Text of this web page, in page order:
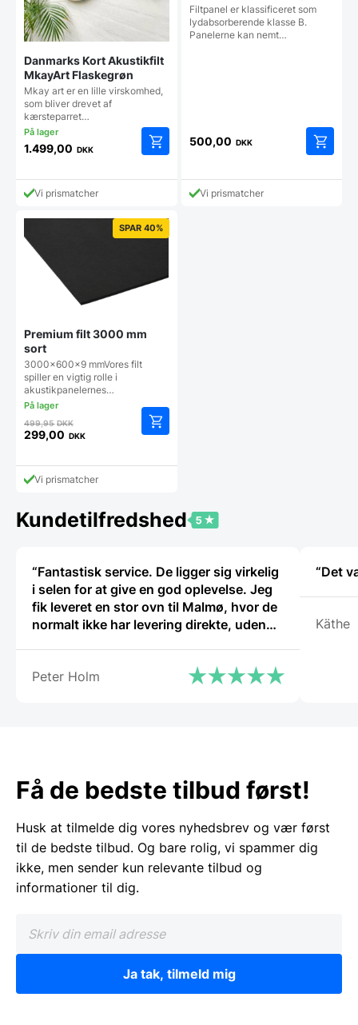
Danmarks Kort Akustikfilt
MkayArt Flaskegrøn
Mkay art er en lille virskomhed,
som bliver drevet af
kærsteparret…
1.499,00 DKK
vare
varianter.
Mulighederne
varesiden
Vi prismatcher
600×400 mm – Mørk Grå
Filtpanel er klassificeret som
lydabsorberende klasse B.
Panelerne kan nemt…
500,00 DKK
Vi prismatcher
SPAR 40%
Premium filt 3000 mm
sort
3000x600x9 mmVores filt
spiller en vigtig rolle i
akustikpanelernes…
499,95DKKDen
oprindelige
var:
499,95 DKK.
299,00 DKK
aktuelle
prisVi prismatcher
Kundetilfredshed
“Fantastisk service. De ligger sig virkelig
i selen for at give en god oplevelse. Jeg
fik leveret en stor ovn til Malmø, hvor de
normalt ikke har levering direkte, uden
service er noget ud over det
Peter Holm
“Det
Käthe
Få de bedste tilbud først!
Husk at tilmelde dig vores nyhedsbrev og vær først
til de bedste tilbud. Og bare rolig, vi spammer dig
ikke, men sender kun relevante tilbud og
informationer til dig.
Ja tak, tilmeld mig